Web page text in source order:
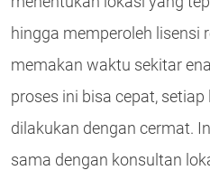
hingga memperoleh lisensi
memakan waktu sekitar
proses ini bisa cepat,
dilakukan dengan cermat.
sama dengan konsultan